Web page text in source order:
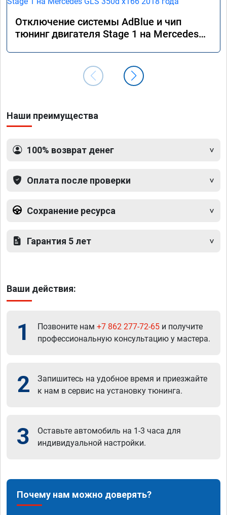
Отключение системы AdBlue и чип
тюнинг двигателя Stage 1 на Mercedes
Наши преимущества
100% возврат денег
Оплата после проверки
Сохранение ресурса
Гарантия 5 лет
Ваши действия:
1 Позвоните нам +7 862 277-72-65 и получите
профессиональную консультацию у мастера.
2
Запишитесь на удобное время и приезжайте
к нам в сервис на установку тюнинга.
3
Оставьте автомобиль на 1-3 часа для
индивидуальной настройки.
Почему нам можно доверять?